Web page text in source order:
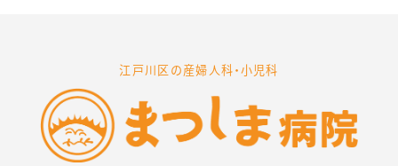
江戸川区の産婦人科・小児科